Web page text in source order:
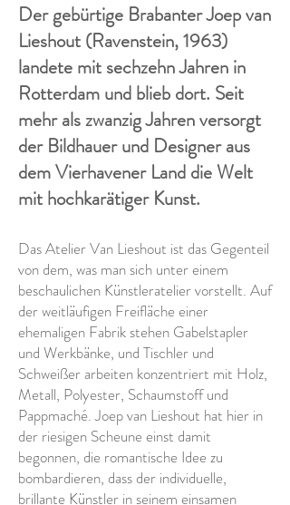
Der gebürtige Brabanter Joep van
Lieshout (Ravenstein, 1963)
landete mit sechzehn Jahren in
Rotterdam und blieb dort. Seit
mehr als zwanzig Jahren versorgt
der Bildhauer und Designer aus
dem Vierhavener Land die Welt
mit hochkarätiger Kunst.
Das Atelier Van Lieshout ist das Gegenteil
von dem, was man sich unter einem
beschaulichen Künstleratelier vorstellt. Auf
der weitläufigen Freifläche einer
ehemaligen Fabrik stehen Gabelstapler
und Werkbänke, und Tischler und
Schweißer arbeiten konzentriert mit Holz,
Metall, Polyester, Schaumstoff und
Pappmaché. Joep van Lieshout hat hier in
der riesigen Scheune einst damit
begonnen, die romantische Idee zu
bombardieren, dass der individuelle,
brillante Künstler in seinem einsamen